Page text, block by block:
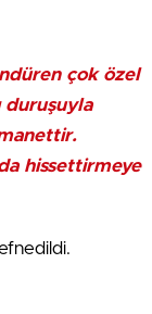
çok özel
duruşuyla
hissettirmeye